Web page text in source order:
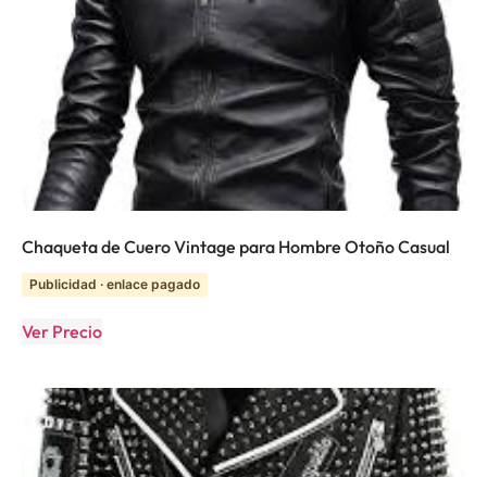
Chaqueta de Cuero Vintage para Hombre Otoño Casual
Publicidad · enlace pagado
Ver Precio